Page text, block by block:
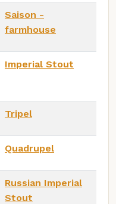
Saison -
farmhouse
Imperial Stout
Tripel
Quadrupel
Russian Imperial
Stout